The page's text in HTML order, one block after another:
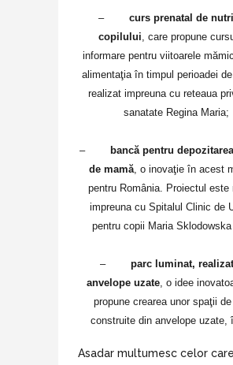
–
curs prenatal de
copilului , care propune
informare pentru viitoarele
alimentaţia în timpul perioadei de
realizat impreuna cu reteaua
sanatate Regina Maria;
–
bancă pentru
de mamă, o inovaţie în acest
pentru România. Proiectul este
impreuna cu Spitalul Clinic de
pentru copii Maria Sklodowska
–
parc luminat,
anvelope uzate, o idee
propune crearea unor spaţii
construite din anvelope uzate,
Asadar multumesc celor